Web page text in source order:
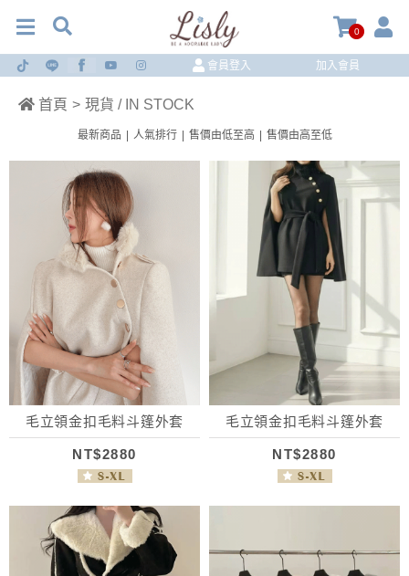
0
會員登入 加入會員
首頁 > 現貨 / IN STOCK
最新商品 人氣排行 售價由低至高 售價由高至低
毛立領金扣毛料斗篷外套
NT$2880
毛立領金扣毛料斗篷外套
NT$2880